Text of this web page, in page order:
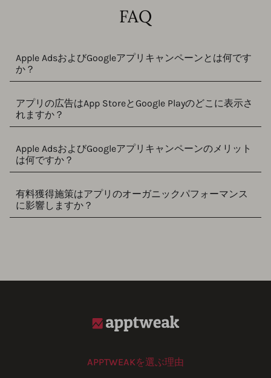
FAQ
Apple AdsおよびGoogleアプリキャンペーンとは何です
か？
アプリの広告はApp StoreとGoogle Playのどこに表示さ
れますか？
Apple AdsおよびGoogleアプリキャンペーンのメリット
は何ですか？
有料獲得施策はアプリのオーガニックパフォーマンス
に影響しますか？
APPTWEAKを選ぶ理由